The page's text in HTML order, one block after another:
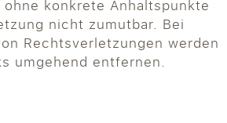
konkrete Anhaltspunkte
nicht zumutbar. Bei
Rechtsverletzungen werden
umgehend entfernen.